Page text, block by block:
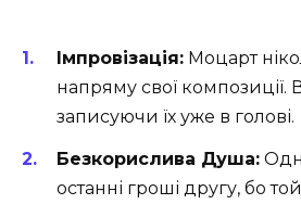
Імпровізація: Моцарт
напряму свої композиції.
записуючи їх уже в голові.
Безкорислива Душа:
останні гроші другу, бо